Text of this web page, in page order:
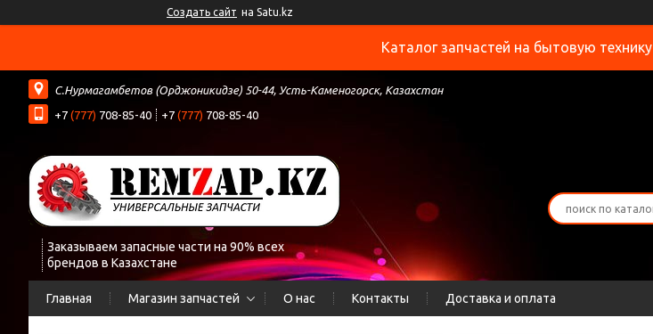
Создать сайт на Satu.kz
Каталог запчастей на бытовую технику
С.Нурмагамбетов (Орджоникидзе) 50-44, Усть-Каменогорск, Казахстан
+7 (777) 708-85-40 +7 (777) 708-85-40
Заказываем запасные части на 90% всех
брендов в Казахстане
Главная Магазин запчастей О нас Контакты Доставка и оплата